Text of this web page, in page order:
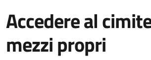
Accedere al
mezzi propri